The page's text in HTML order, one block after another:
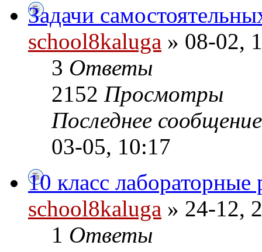
Задачи
school8kaluga » 08-02,
3 Ответы
2152 Просмотры
Последнее
03-05, 10:17
10 класс лабораторные
school8kaluga » 24-12,
1 Ответы